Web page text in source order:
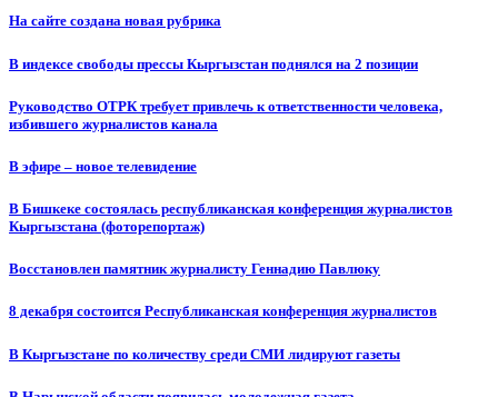
На сайте создана новая рубрика
В индексе свободы прессы Кыргызстан поднялся на 2 позиции
Руководство ОТРК требует привлечь к ответственности человека,
избившего журналистов канала
В эфире – новое телевидение
В Бишкеке состоялась республиканская конференция журналистов
Кыргызстана (фоторепортаж)
Восстановлен памятник журналисту Геннадию Павлюку
8 декабря состоится Республиканская конференция журналистов
В Кыргызстане по количеству среди СМИ лидируют газеты